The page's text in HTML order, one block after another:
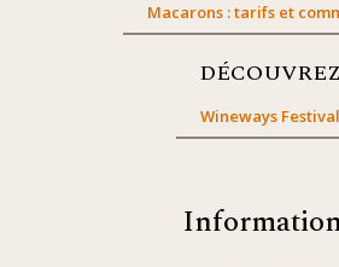
Macarons : tarifs et
DÉCOUVREZ
Wineways Festival